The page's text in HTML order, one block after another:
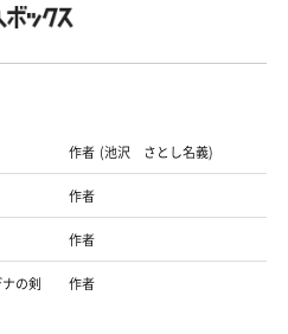
作者 (池沢 さとし名義)
作者
作者
の剣 作者